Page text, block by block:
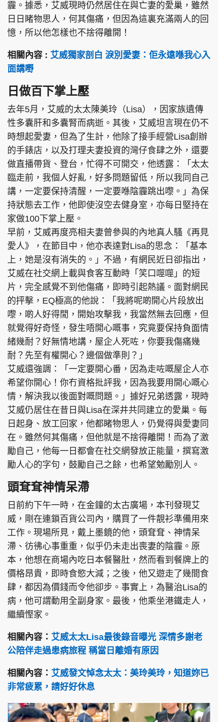
頭條日報 星島環球 The Standard
頭條搵工 EDUPLUS
關於我們
聯絡我們
隱私政策聲明
使用條款
版權及免責聲明
Copyright © 東周網 版權所有 . 不得轉載
©Eastweek.com.hk. All rights reserved.
霾。據悉，艾威現時仍然居住在與亡妻的愛巢，雖然
日日睹物思人，何其傷痛，但因為這裏充滿兩人的回
憶，所以他怎樣也不捨得離開！
相關內容 : 艾威獨家剖白 淚別愛妻：佢永遠喺我心入
面講嘢
日做百下掌上壓
去年5月，艾威的太太陳美玲（Lisa），因家族遺傳
性多囊肝和多囊腎而病逝。其後，艾威坦言現在仍不
時想起愛妻，但為了生計，他除了接手經營Lisa創辦
的手錶店，以及打理夫妻投資的灣仔食肆之外，還要
做直播帶貨、登台，忙得不可開交，他透露：「太太
臨走前，我個人好亂，好多問題留低，所以我同自己
講，一定要保持清醒，一定要喺陰霾跳出嚟。」為保
持狀態去工作，他即使沒空去健身室，亦每日堅持在
家做100下掌上壓。
早前，艾威再度亮相夫妻曾參與的內地真人騷《再見
愛人》，在節目中，他亦表達對Lisa的思念：「基本
上，她是沒有消失的。」不過，有網民近日卻指出，
艾威在社交網上載與食客互動時「笑口噬噬」的短
片，完全感覺不到他傷痛，即時引起熱議。面對網民
的抨擊，EQ極高的他說：「我將呢啲開心片段放出
嚟，啲人好得閒，開始攻擊我，我當然無去回應，但
就覺得好奇怪，發生唔開心嘅事，究竟要保持負面情
緒幾耐？好無情地講，屋企人死咗，你要我傷痛幾
耐？先至有權開心？邊個做準則？」
艾威還強調：「一定要開心番，因為走咗嘅屋企人亦
希望你開心！你冇資格批評我，因為我要用開心嘅心
情，解決我以後面對嘅問題。」據好兄弟透露，現時
艾威仍居住在昔日與Lisa在深井共同建立的愛巢。每
日起身、放工回家，他都睹物思人，仍覺得與愛妻同
在。雖然何其傷痛，但他就是不捨得離開！而為了激
勵自己，他每一日都會在社交網發放正能量，撰寫激
勵人心的字句，鼓勵自己之餘，也希望勉勵別人。
頭耷耷神情呆滯
日前約下午一時，在金鐘的太古廣場，本刊發現艾
威，剛在連鎖百貨公司內，購買了一件靚衫準備用來
工作。現場所見，戴上墨鏡的他，頭耷耷、神情呆
滯、彷彿心事重重，似乎仍未走出喪妻的陰霾。原
本，他想在商場內吃日本餐醫肚，然而看到餐牌上的
價格昂貴，即時食慾大減；之後，他又遊走了幾間食
肆，都因為價錢而令他卻步。事實上，為醫治Lisa的
病，他可謂動用全副身家。最後，他乘坐港鐵走人，
繼續慳家。
相關內容： 艾威太太Lisa最後錄音曝光 深情多謝老
公陪伴走過患病旅程 稱當日離婚有原因
相關內容： 艾威發文悼念太太：美玲美玲，知道妳已
非常疲累，請好好休息